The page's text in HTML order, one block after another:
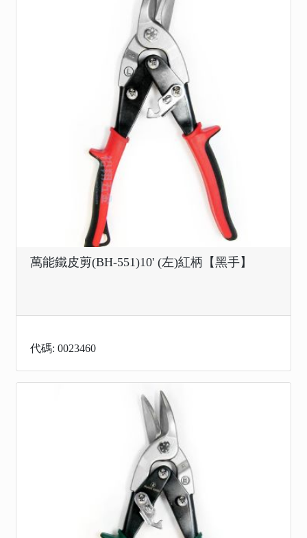
萬能鐵皮剪(BH-551)10' (左)紅柄【黑手】
代碼: 0023460